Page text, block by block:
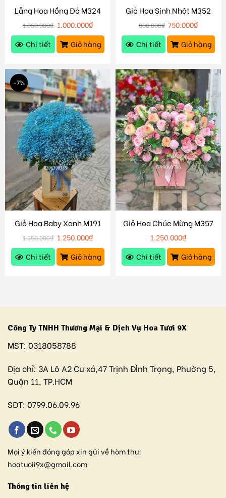
Lẵng Hoa Hồng Đỏ M324
1.050.000₫ 1.000.000₫
Chi tiết
Giỏ hàng
Giỏ Hoa Sinh Nhật M352
800.000₫ 750.000₫
Chi tiết
Giỏ hàng
-7%
Giỏ Hoa Baby Xanh M191
1.350.000₫ 1.250.000₫
Chi tiết
Giỏ hàng
Giỏ Hoa Chúc Mừng M357
1.250.000₫
Chi tiết
Giỏ hàng
Công Ty TNHH Thương Mại & Dịch Vụ Hoa Tươi 9X
MST: 0318058788
Địa chỉ: 3A Lô A2 Cư xá,47 Trịnh ĐÌnh Trọng, Phường 5,
Quận 11, TP.HCM
SĐT: 0799.06.09.96
Mọi ý kiến đóng góp xin gửi về hòm thư:
hoatuoii9x@gmail.com
Thông tin liên hệ